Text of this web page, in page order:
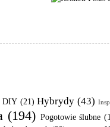
DIY (21) Hybrydy (43)
(194) Pogotowie ślubne